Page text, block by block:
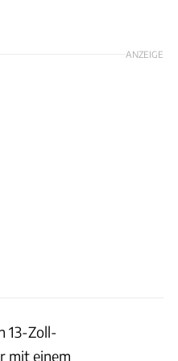
ANZEIGE
13-Zoll-
mit einem